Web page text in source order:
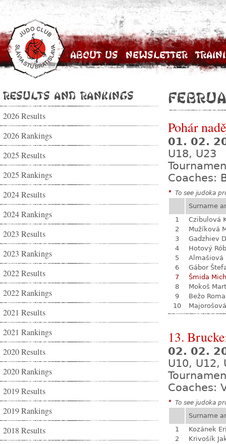
About Us Newsletter
Results and Rankings
2026 Results
2026 Rankings
2025 Results
2025 Rankings
2024 Results
2024 Rankings
2023 Results
2023 Rankings
2022 Results
2022 Rankings
2021 Results
2021 Rankings
2020 Results
2020 Rankings
2019 Results
2019 Rankings
2018 Results
Pohár
01. 02.
U18, U23
Coaches:
* To see judoka
Surname
1
Czibulová
2
Mužíková
3
Gadzhiev
4
Hotový
5
Almašiová
6
Gábor
7
Šmida
8
Mokoš
9
Bežo
10
13.
02. 02.
U10, U12,
Coaches:
* To see judoka
Surname
1
Kozánek
2
Krivošík